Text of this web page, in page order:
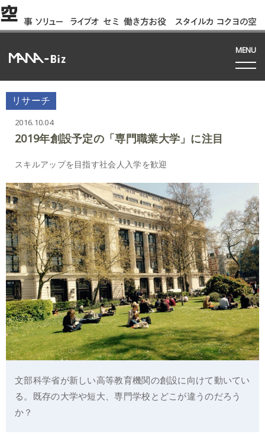
空 事
例
ソリュー
ション
ライブオ
フィス
セミ
ナー
働き方お役
立ち資料
スタイルカ
タログ
コクヨの空
間って!?
MENU
リサーチ
2016.10.04
2019年創設予定の「専門職業大学」に注目
スキルアップを目指す社会人入学を歓迎
文部科学省が新しい高等教育機関の創設に向けて動いてい
る。既存の大学や短大、専門学校とどこが違うのだろう
か？